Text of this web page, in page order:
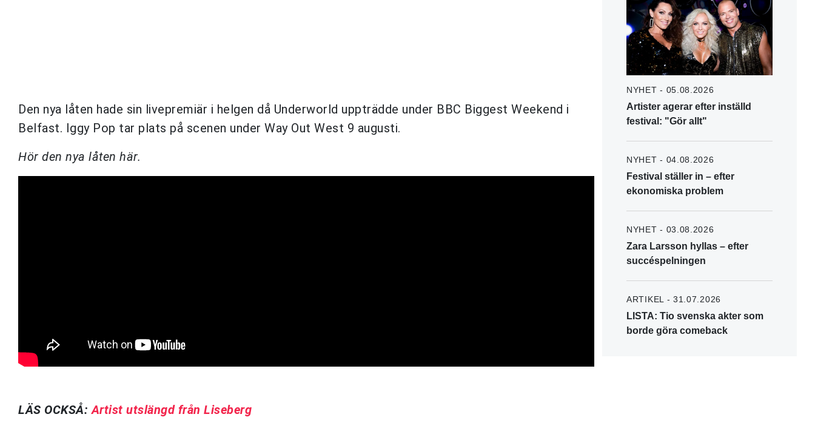
Den nya låten hade sin livepremiär i helgen då Underworld uppträdde under BBC Biggest Weekend i
Belfast. Iggy Pop tar plats på scenen under Way Out West 9 augusti.
Hör den nya låten här.
LÄS OCKSÅ:Artist utslängd från Liseberg
NYHET - 05.08.2026
Artister agerar efter inställd
festival: "Gör allt"
NYHET - 04.08.2026
Festival ställer in – efter
ekonomiska problem
NYHET - 03.08.2026
Zara Larsson hyllas – efter
succéspelningen
ARTIKEL - 31.07.2026
LISTA: Tio svenska akter som
borde göra comeback